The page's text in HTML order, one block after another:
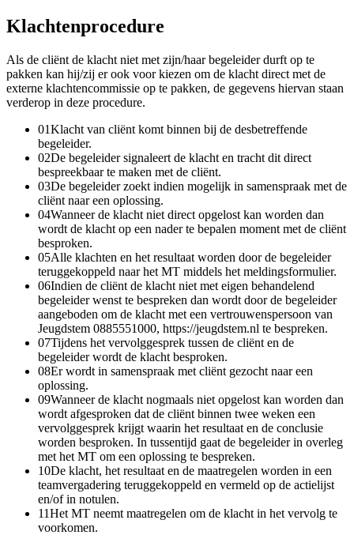
Klachtenprocedure
Als de cliënt de klacht niet met zijn/haar begeleider durft op te
pakken kan hij/zij er ook voor kiezen om de klacht direct met de
externe klachtencommissie op te pakken, de gegevens hiervan staan
verderop in deze procedure.
01Klacht van cliënt komt binnen bij de desbetreffende
begeleider.
02De begeleider signaleert de klacht en tracht dit direct
bespreekbaar te maken met de cliënt.
03De begeleider zoekt indien mogelijk in samenspraak met de
cliënt naar een oplossing.
04Wanneer de klacht niet direct opgelost kan worden dan
wordt de klacht op een nader te bepalen moment met de cliënt
besproken.
05Alle klachten en het resultaat worden door de begeleider
teruggekoppeld naar het MT middels het meldingsformulier.
06Indien de cliënt de klacht niet met eigen behandelend
begeleider wenst te bespreken dan wordt door de begeleider
aangeboden om de klacht met een vertrouwenspersoon van
Jeugdstem 0885551000, https://jeugdstem.nl te bespreken.
07Tijdens het vervolggesprek tussen de cliënt en de
begeleider wordt de klacht besproken.
08Er wordt in samenspraak met cliënt gezocht naar een
oplossing.
09Wanneer de klacht nogmaals niet opgelost kan worden dan
wordt afgesproken dat de cliënt binnen twee weken een
vervolggesprek krijgt waarin het resultaat en de conclusie
worden besproken. In tussentijd gaat de begeleider in overleg
met het MT om een oplossing te bespreken.
10De klacht, het resultaat en de maatregelen worden in een
teamvergadering teruggekoppeld en vermeld op de actielijst
en/of in notulen.
11Het MT neemt maatregelen om de klacht in het vervolg te
voorkomen.